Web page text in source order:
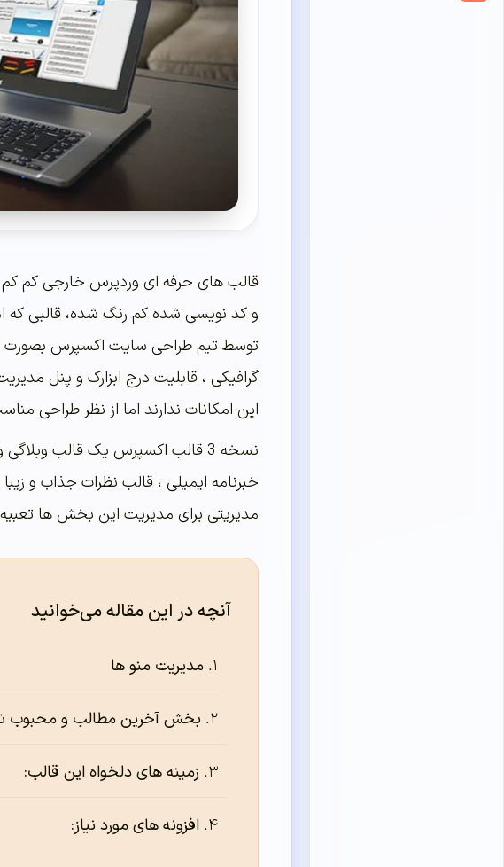
قالب های حرفه ای وردپرس خارجی کم کم
توسط تیم طراحی سایت اکسپرس بصورت
گرافیکی ، قابلیت درج ابزارک و پنل
این امکانات ندارند اما از نظر طراحی
نسخه 3 قالب اکسپرس یک قالب
خبرنامه ایمیلی ، قالب نظرات جذاب و
مدیریتی برای مدیریت این بخش ها
آنچه در این مقاله می‌خوانید
مدیریت منو ها
بخش آخرین مطالب و محبوب
زمینه های دلخواه این قالب:
افزونه های مورد نیاز: